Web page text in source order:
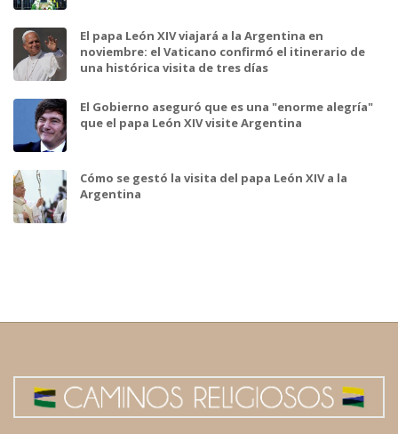
El papa León XIV viajará a la Argentina en
noviembre: el Vaticano confirmó el itinerario de
una histórica visita de tres días
El Gobierno aseguró que es una "enorme alegría"
que el papa León XIV visite Argentina
Cómo se gestó la visita del papa León XIV a la
Argentina